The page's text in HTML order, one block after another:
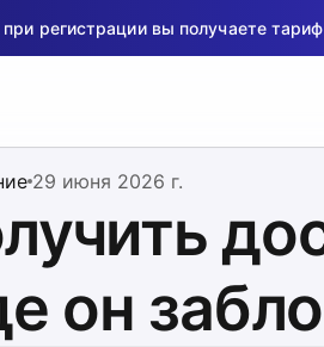
регистрации вы получаете тариф
29 июня 2026 г.
он